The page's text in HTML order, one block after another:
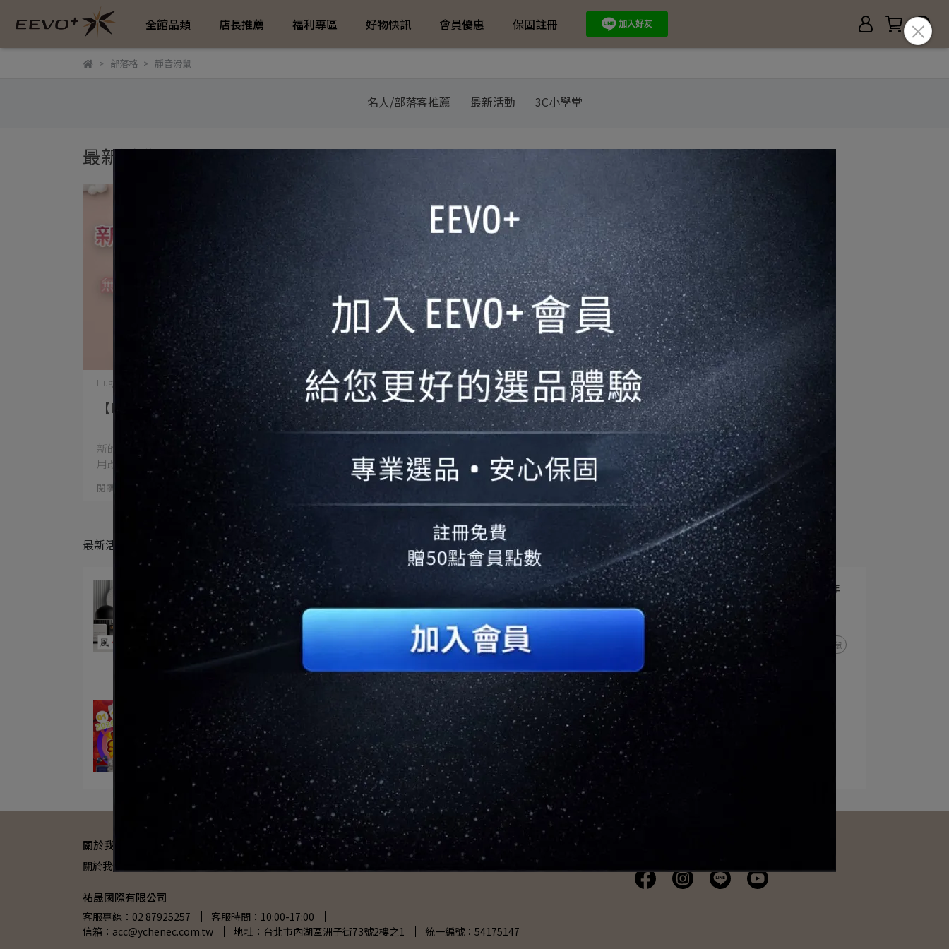
全館品類 店長推薦 福利專區 好物快訊 會員優惠 保固註冊
部落格 靜音滑鼠
名人/部落客推薦 最新活動 3C小學堂
最新活動
【Rapoo 雷柏】 M650 新年回饋價
Hugo | 2026-02-06
新的一年想讓工作也有個新氣象， 有時候，不
用改⋯
閱讀更多 ->
最新活動
四月風扇祭｜清風生活提案
2026-04-01
lapo LARMI
SAKURA 櫻花 檯面爐/淨水器/
熱飲機限時限量免安裝費
2026-02-06
sakura 櫻花牌
【Rapoo 雷柏】 M650 新年
回饋價
2026-02-06
無線滑鼠
靜音滑鼠
M650
2026春節佈新全台破盤價
2026-01-23
2026春節 全台破盤價
12 月精選｜12 份聖誕獻禮
2025-12-22
聖誕禮物
關於我們
關於我們 隱私政策 退/換貨說明
祐晟國際有限公司
客服專線：02 87925257
客服時間：10:00-17:00
信箱：acc@ychenec.com.tw
地址：台北市內湖區洲子街73號2樓之1 統一編號：54175147